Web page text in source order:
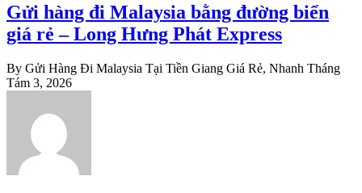
Gửi hàng đi Malaysia bằng đường biển
giá rẻ – Long Hưng Phát Express
By Gửi Hàng Đi Malaysia Tại Tiền Giang Giá Rẻ, Nhanh Tháng
Tám 3, 2026